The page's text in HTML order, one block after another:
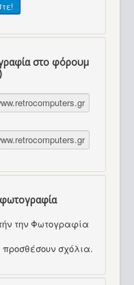
στο φόρουμ
φωτογραφία
την Φωτογραφία
σχόλια.